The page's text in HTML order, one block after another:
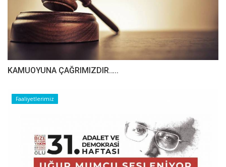
​​​​​​​KAMUOYUNA ÇAĞRIMIZDIR…..
Faaliyetlerimiz